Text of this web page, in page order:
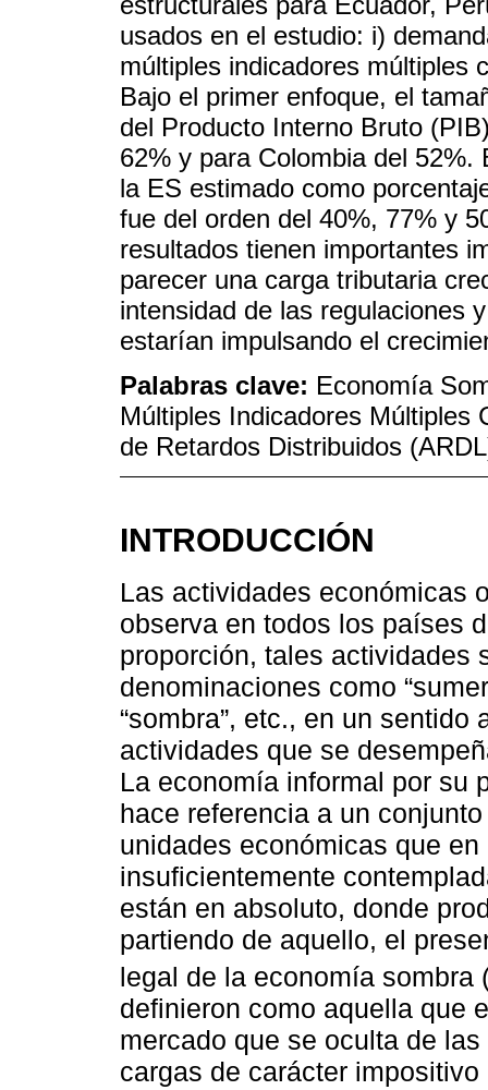
usados en el estudio: i)
múltiples indicadores múltiples
Bajo el primer enfoque, el
del Producto Interno Bruto
62% y para Colombia del
la ES estimado como
fue del orden del 40%, 77% y
resultados tienen importantes
parecer una carga tributaria
intensidad de las regulaciones
estarían impulsando el
Palabras clave: Economía
Múltiples Indicadores Múltiples
de Retardos Distribuidos
INTRODUCCIÓN
Las actividades económicas
observa en todos los países
proporción, tales actividades
denominaciones como
“sombra”, etc., en un
actividades que se
La economía informal por su
hace referencia a un
unidades económicas que
insuficientemente
están en absoluto, donde
partiendo de aquello, el
legal de la economía sombra
definieron como aquella que
mercado que se oculta de
cargas de carácter